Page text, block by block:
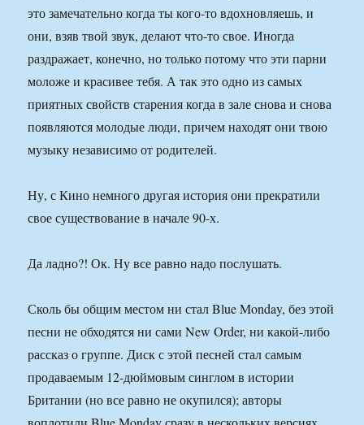
это замечательно когда ты кого-то вдохновляешь, и
они, взяв твой звук, делают что-то свое. Иногда
раздражает, конечно, но только потому что эти парни
моложе и красивее тебя. А так это одно из самых
приятных свойств старения когда в зале снова и снова
появляются молодые люди, причем находят они твою
музыку независимо от родителей.
Ну, с Кино немного другая история они прекратили
свое существование в начале 90-х.
Да ладно?! Ок. Ну все равно надо послушать.
Сколь бы общим местом ни стал Blue Monday, без этой
песни не обходятся ни сами New Order, ни какой-либо
рассказ о группе. Диск с этой песней стал самым
продаваемым 12-дюймовым синглом в истории
Британии (но все равно не окупился); авторы